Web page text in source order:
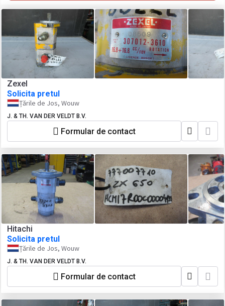
Zexel
Solicita pretul
Țările de Jos, Wouw
J. & TH. VAN DER VELDT B.V.
Formular de contact
Hitachi
Solicita pretul
Țările de Jos, Wouw
J. & TH. VAN DER VELDT B.V.
Formular de contact